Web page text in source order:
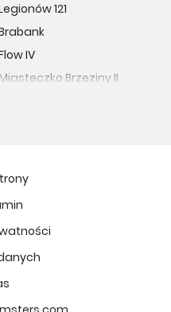
121
IV
Brzeziny II
MIASTECZKO NOVA FALA
Vita
Art Park
Apartamenty Krakowska